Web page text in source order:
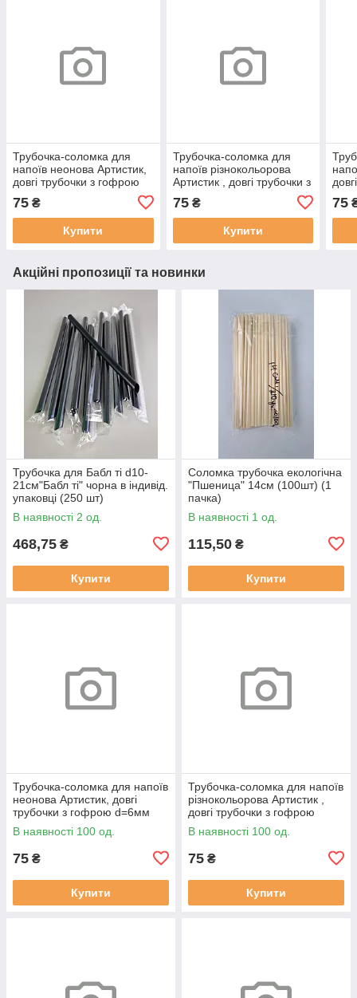
Трубочка-соломка для
напоїв неонова Артистик,
довгі трубочки з гофрою
d=6мм довжина 26см (100
шт)
75 ₴
Купити
Трубочка-соломка для
напоїв різнокольорова
Артистик , довгі трубочки з
гофрою d=6мм довжина
26см (100 шт)
75₴
Купити
шт)
75
Акційні пропозиції та новинки
Трубочка для Бабл ті d10-
21см"Бабл ті" чорна в індивід.
упаковці (250 шт)
В наявності 2 од.
468,75 ₴
Купити
Соломка трубочка екологічна
"Пшеница" 14см (100шт) (1
пачка)
В наявності 1 од.
115,50 ₴
Купити
Трубочка-соломка для напоїв
неонова Артистик, довгі
трубочки з гофрою d=6мм
довжина 26см (100 шт)
В наявності 100 од.
75 ₴
Купити
Трубочка-соломка для напоїв
різнокольорова Артистик ,
довгі трубочки з гофрою
d=6мм довжина 26см (100
шт)
В наявності 100 од.
75 ₴
Купити